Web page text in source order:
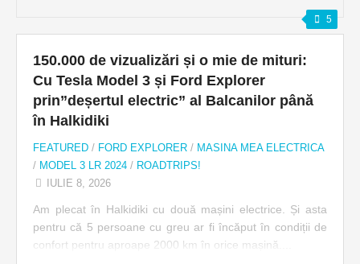
5
150.000 de vizualizări și o mie de mituri:
Cu Tesla Model 3 și Ford Explorer
prin”deșertul electric” al Balcanilor până
în Halkidiki
FEATURED / FORD EXPLORER / MASINA MEA ELECTRICA
/ MODEL 3 LR 2024 / ROADTRIPS!
IULIE 8, 2026
Am plecat în Halkidiki cu două mașini electrice. Și asta
pentru că 5 persoane cu greu ar fi încăput în condiții de
confort pentru aproape 2000 km în orice mașină....